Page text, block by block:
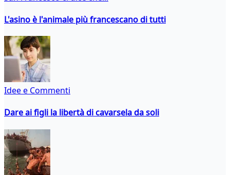
L'asino è l'animale più francescano di tutti
Idee e Commenti
Dare ai figli la libertà di cavarsela da soli